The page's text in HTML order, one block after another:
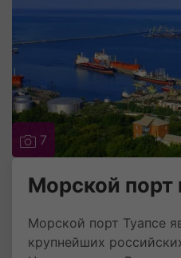
7
Морской порт
Морской порт Туапсе
крупнейших